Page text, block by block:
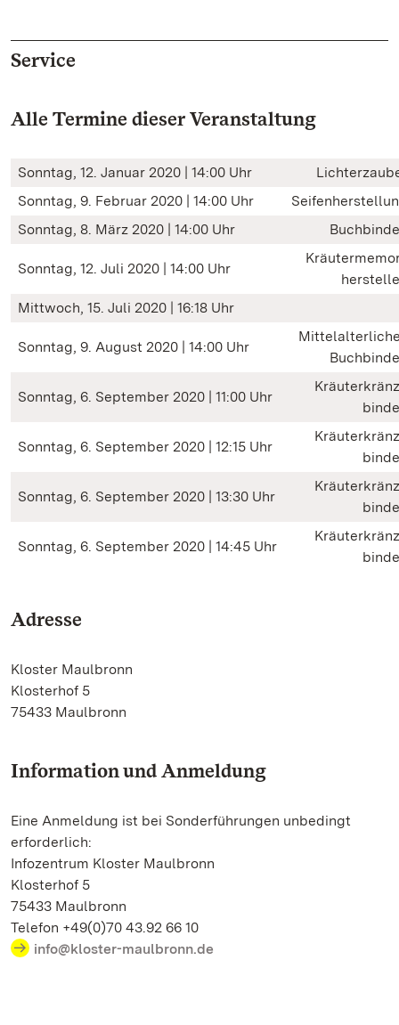
Service
Alle Termine dieser Veranstaltung
Sonntag, 12. Januar 2020 | 14:00 Uhr
Sonntag, 9. Februar 2020 | 14:00 Uhr
Sonntag, 8. März 2020 | 14:00 Uhr
Sonntag, 12. Juli 2020 | 14:00 Uhr
Mittwoch, 15. Juli 2020 | 16:18 Uhr
Sonntag, 9. August 2020 | 14:00 Uhr
Sonntag, 6. September 2020 | 11:00 Uhr
Sonntag, 6. September 2020 | 12:15 Uhr
Sonntag, 6. September 2020 | 13:30 Uhr
Sonntag, 6. September 2020 | 14:45 Uhr
Adresse
Kloster Maulbronn
Klosterhof 5
75433 Maulbronn
Information und Anmeldung
Eine Anmeldung ist bei Sonderführungen unbedingt
erforderlich:
Infozentrum Kloster Maulbronn
Klosterhof 5
75433 Maulbronn
Telefon +49(0)70 43.92 66 10
info@kloster-maulbronn.de